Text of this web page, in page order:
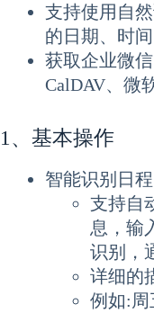
支持使用自
的日期、时间
获取企业微信
CalDAV、微
1、基本操作
智能识别日程
支持自
息，输
识别，
详细的
例如:周